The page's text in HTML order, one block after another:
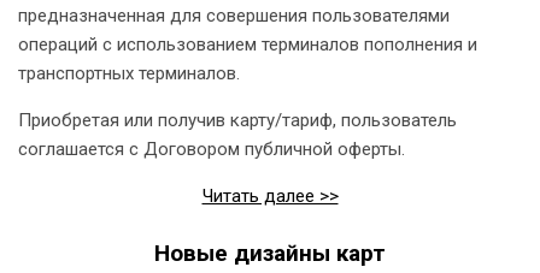
предназначенная для совершения пользователями
операций с использованием терминалов пополнения и
транспортных терминалов.
Приобретая или получив карту/тариф, пользователь
соглашается с Договором публичной оферты.
Читать далее >>
Новые дизайны карт